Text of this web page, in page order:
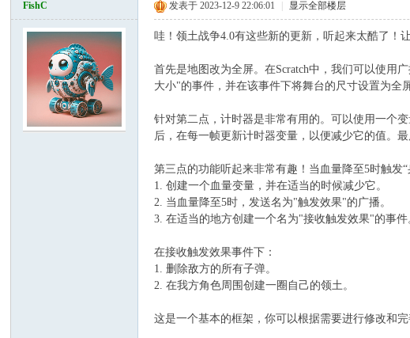
FishC 发表于 2023-12-9 22:06:01 显示全部楼层
哇！领土战争4.0有这些新的更新，听起来太酷了！
首先是地图改为全屏。在Scratch中，我们可以使用
大小"的事件，并在该事件下将舞台的尺寸设置为全屏
针对第二点，计时器是非常有用的。可以使用一个
后，在每一帧更新计时器变量，以便减少它的值。
第三点的功能听起来非常有趣！当血量降至5时触发
1. 创建一个血量变量，并在适当的时候减少它。
2. 当血量降至5时，发送名为"触发效果"的广播。
3. 在适当的地方创建一个名为"接收触发效果"的事件
在接收触发效果事件下：
1. 删除敌方的所有子弹。
2. 在我方角色周围创建一圈自己的领土。
这是一个基本的框架，你可以根据需要进行修改和